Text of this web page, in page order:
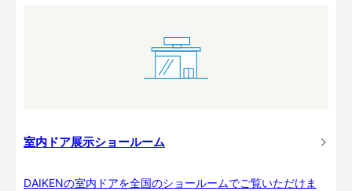
室内ドア展示ショールーム
DAIKENの室内ドアを全国のショールームでご覧いただけま